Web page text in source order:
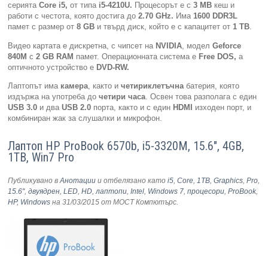
сериятаCore i5, от типаi5-4210U. Процесорът е с3 MB кеш и
работи с честота, която достига до 2.70 GHz. Има1600 DDR3L
памет с размер от 8 GB и твърд диск, който е с капацитет от1 TB.
Видео картата е дискретна, с чипсет на NVIDIA , моделGeforce
840M с2 GB RAM памет. Операционната система е Free DOS, а
оптичното устройство е DVD-RW.
Лаптопът има камера , както ичетириклетъчна батерия, която
издържа на употреба дочетири часа . Освен това разполага с един
USB 3.0 и два USB 2.0 порта, както и с един HDMI
изходен порт, и
комбиниран жак за слушалки и микрофон.
е 2.4 кг. Серийният номер на устройството е59432110.
Гаранционният срок на батерията е от
месеца за бизнес потребители.
Лаптоп HP ProBook 6570b, i5-3320M, 15.6", 4GB,
1TB, Win7 Pro
Публикувано вАнотации и отбелязано катоi5,Core,1TB,Graphics,Pro,
15.6'',двуядрен,LED,HD,лаптопи,Intel, Windows 7,процесори,ProBook,
HP, Windows на 31/03/2015 от МОСТ Компютърс.